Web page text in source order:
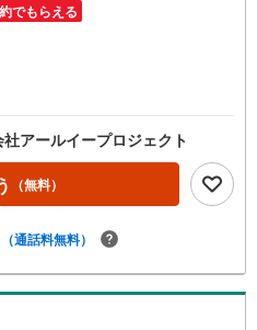
でもらえる
アールイープロジェクト
（無料）
（通話料無料）